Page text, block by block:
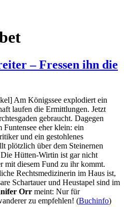
– Fressen ihn die
Am Königssee explodiert ein
laufen die Ermittlungen. Jetzt
gebraucht. Dagegen
Funtensee eher klein: ein
und ein gestohlenes
plötzlich über dem Steinernen
Hütten-Wirtin ist gar nicht
mit diesem Fund zu ihr kommt.
Rechtsmedizinerin im Haus ist,
Schartauer und Heustapel sind im
Orr meint: Nur für
zu empfehlen! (Buchinfo)